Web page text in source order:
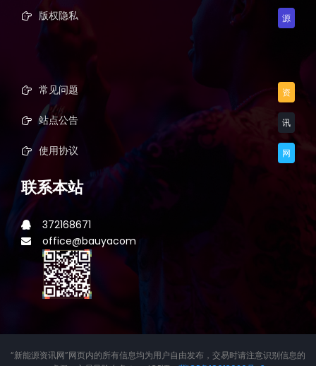
版权隐私 源
常见问题 资
站点公告 讯
使用协议 网
联系本站
372168671
office@bauyacom
“新能源资讯网”网页内的所有信息均为用户自由发布，交易时请注意识别信息的